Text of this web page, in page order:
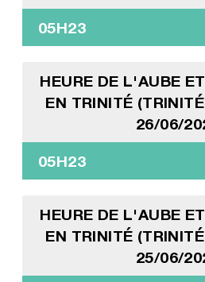
05H23
HEURE DE L'AUBE
EN TRINITÉ
26/06/
05H23
HEURE DE L'AUBE
EN TRINITÉ
25/06/